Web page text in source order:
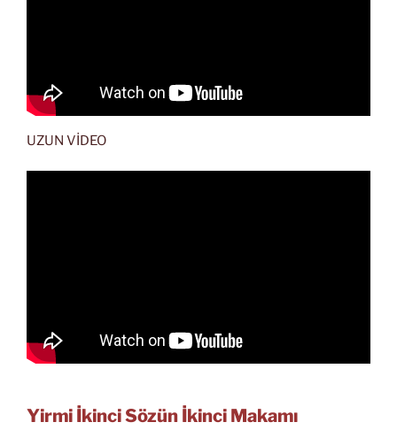
UZUN VİDEO
Yirmi İkinci Sözün İkinci Makamı